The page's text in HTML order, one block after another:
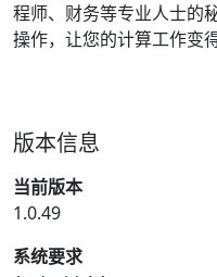
程师、财务等专业人士的
操作，让您的计算工作变
版本信息
当前版本
1.0.49
系统要求